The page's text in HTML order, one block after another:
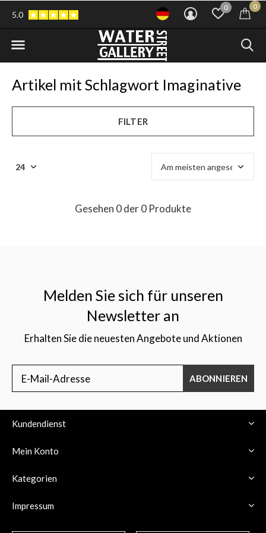
0 0
5.0
Artikel mit Schlagwort Imaginative
FILTER
Gesehen 0 der 0 Produkte
Melden Sie sich für unseren
Newsletter an
Erhalten Sie die neuesten Angebote und Aktionen
ABONNIEREN
Kundendienst
Mein Konto
Kategorien
Impressum